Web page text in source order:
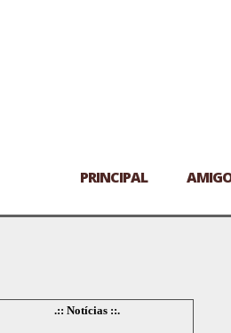
PRINCIPAL
.:: Notícias ::.